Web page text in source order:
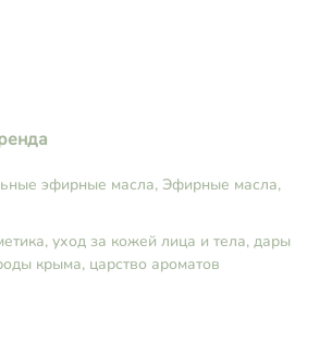
эфирные масла, Эфирные масла,
уход за кожей лица и тела, дары
крыма, царство ароматов